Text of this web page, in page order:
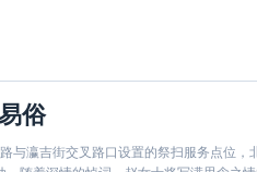
俗
与瀛吉街交叉路口设置的祭扫服务点位，